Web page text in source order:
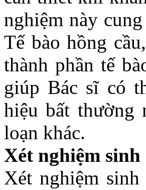
nghiệm này
Tế bào hồng
thành phần tế
giúp Bác sĩ có
hiệu bất thường
loạn khác.
Xét nghiệm sinh
Xét nghiệm sinh